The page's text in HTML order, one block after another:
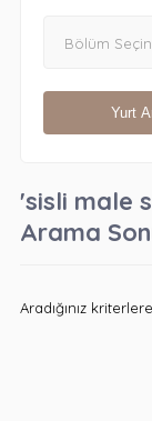
Bölüm Seçin
Yurt
'sisli male
Arama
Aradığınız